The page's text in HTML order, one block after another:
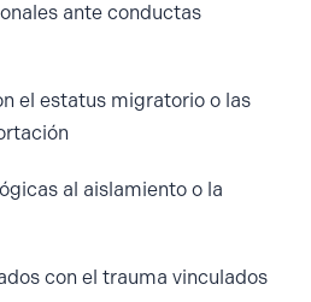
ante conductas
el estatus migratorio o las
al aislamiento o la
con el trauma vinculados